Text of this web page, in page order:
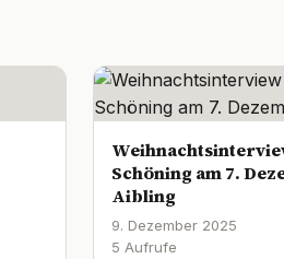
Schöning am 7.
Aibling
9. Dezember 2025
5 Aufrufe